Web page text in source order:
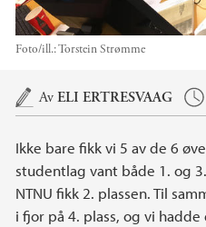
Foto/ill.:Torstein Strømme
Hovedinnhold
AvELI ERTRESVAAG
Ikke bare fikk vi 5 av de 6
studentlag vant både 1. og
NTNU fikk 2. plassen. Til
i fjor på 4. plass, og vi